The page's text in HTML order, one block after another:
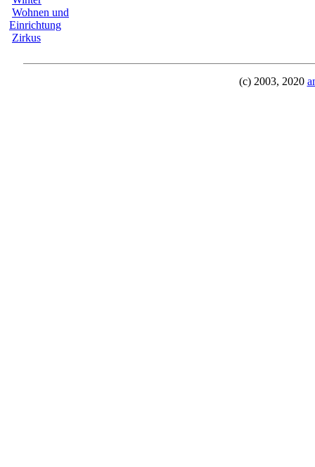
Wohnen und
Einrichtung
Zirkus
(c) 2003, 2020